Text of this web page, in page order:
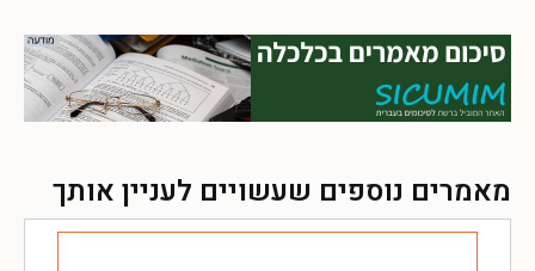
מאמרים נוספים שעשויים לעניין אותך